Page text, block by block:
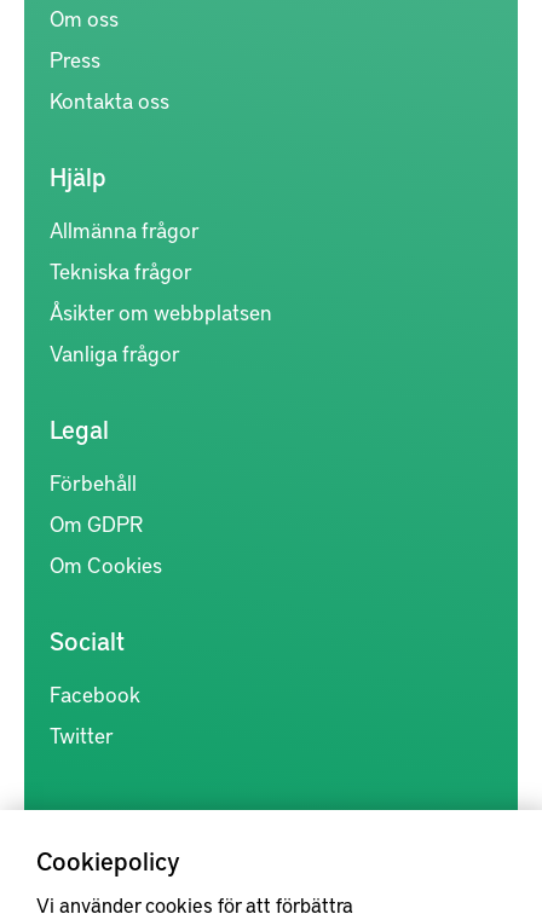
Cookiepolicy
Vi använder cookies för att förbättra
Om oss
Press
Kontakta oss
Hjälp
Allmänna frågor
Tekniska frågor
Åsikter om webbplatsen
Vanliga frågor
Legal
Förbehåll
Om GDPR
Om Cookies
Socialt
Facebook
Twitter
Kunskapsförmedlingen är en samlingsplats för svensk forskning